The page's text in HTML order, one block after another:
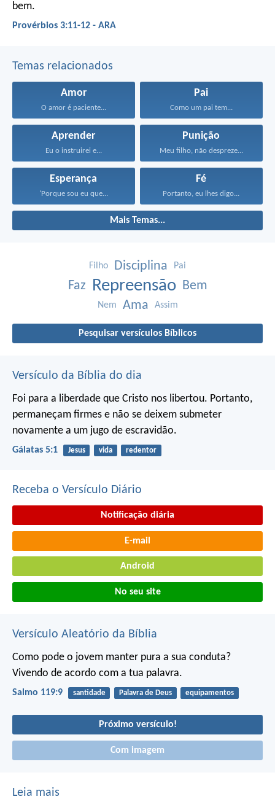
bem.
Provérbios 3:11-12 - ARA
Temas relacionados
Amor
O amor é paciente...
Pai
Como um pai tem...
Aprender
Eu o instruirei e...
Punição
Meu filho, não despreze...
Esperança
‘Porque sou eu que...
Fé
Portanto, eu lhes digo...
Mais Temas...
Filho Disciplina Pai
Faz Repreensão Bem
Nem Ama Assim
Pesquisar versículos Bíblicos
Versículo da Bíblia do dia
Foi para a liberdade que Cristo nos libertou. Portanto,
permaneçam firmes e não se deixem submeter
novamente a um jugo de escravidão.
Gálatas 5:1 Jesus vida redentor
Receba o Versículo Diário
Notificação diária
E-mail
Android
No seu site
Versículo Aleatório da Bíblia
Como pode o jovem manter pura a sua conduta?
Vivendo de acordo com a tua palavra.
Salmo 119:9 santidade Palavra de Deus equipamentos
Próximo versículo!
Com imagem
Leia mais